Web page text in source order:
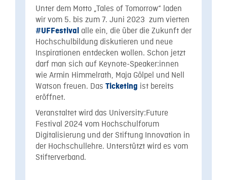
Unter dem Motto „Tales of Tomorrow“ laden
wir vom 5. bis zum 7. Juni 2023 zum vierten
#UFFestival alle ein, die über die Zukunft der
Hochschulbildung diskutieren und neue
Inspirationen entdecken wollen. Schon jetzt
darf man sich auf Keynote-Speaker:innen
wie Armin Himmelrath, Maja Gölpel und Nell
Watson freuen. Das Ticketing ist bereits
eröffnet.
Veranstaltet wird das University:Future
Festival 2024 vom Hochschulforum
Digitalisierung und der Stiftung Innovation in
der Hochschullehre. Unterstützt wird es vom
Stifterverband.